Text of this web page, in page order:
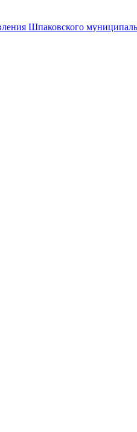
Шпаковского